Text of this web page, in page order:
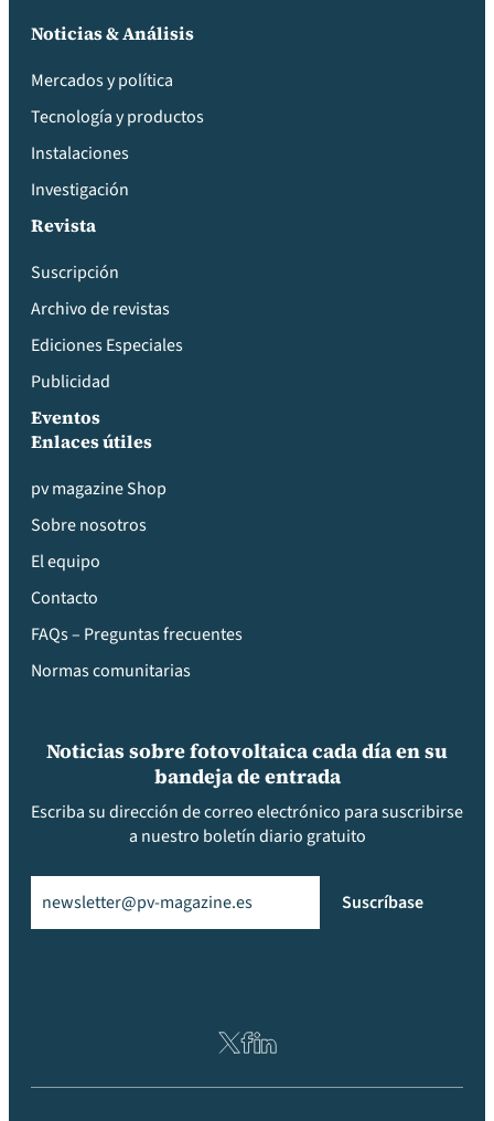
Noticias & Análisis
Mercados y política
Tecnología y productos
Instalaciones
Investigación
Revista
Suscripción
Archivo de revistas
Ediciones Especiales
Publicidad
Eventos
Enlaces útiles
pv magazine Shop
Sobre nosotros
El equipo
Contacto
FAQs – Preguntas frecuentes
Normas comunitarias
Noticias sobre fotovoltaica cada día en su
bandeja de entrada
Escriba su dirección de correo electrónico para suscribirse
a nuestro boletín diario gratuito
Suscríbase